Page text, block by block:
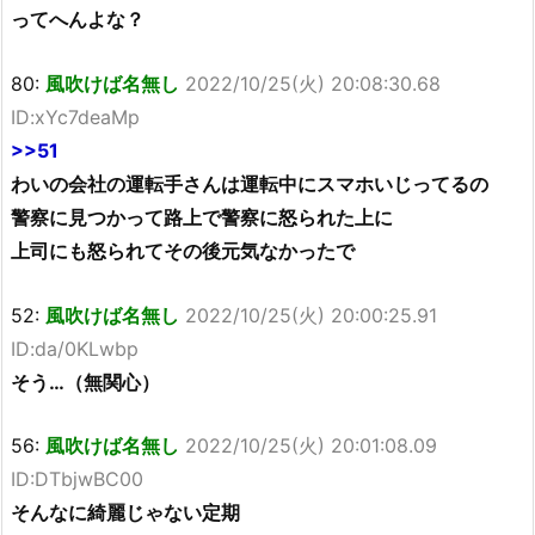
ってへんよな？
80: 風吹けば名無し 2022/10/25(火) 20:08:30.68
ID:xYc7deaMp
>>51
わいの会社の運転手さんは運転中にスマホいじってるの
警察に見つかって路上で警察に怒られた上に
上司にも怒られてその後元気なかったで
52: 風吹けば名無し 2022/10/25(火) 20:00:25.91
ID:da/0KLwbp
そう…（無関心）
56: 風吹けば名無し 2022/10/25(火) 20:01:08.09
ID:DTbjwBC00
そんなに綺麗じゃない定期